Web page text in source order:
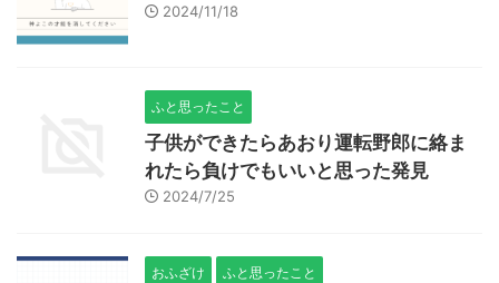
2024/11/18
ふと思ったこと
子供ができたらあおり運転野郎に絡ま
れたら負けでもいいと思った発見
2024/7/25
おふざけ ふと思ったこと